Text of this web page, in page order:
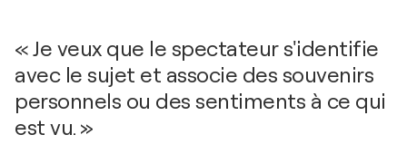
« Je veux que le spectateur s'identifie
avec le sujet et associe des souvenirs
personnels ou des sentiments à ce qui
est vu. »